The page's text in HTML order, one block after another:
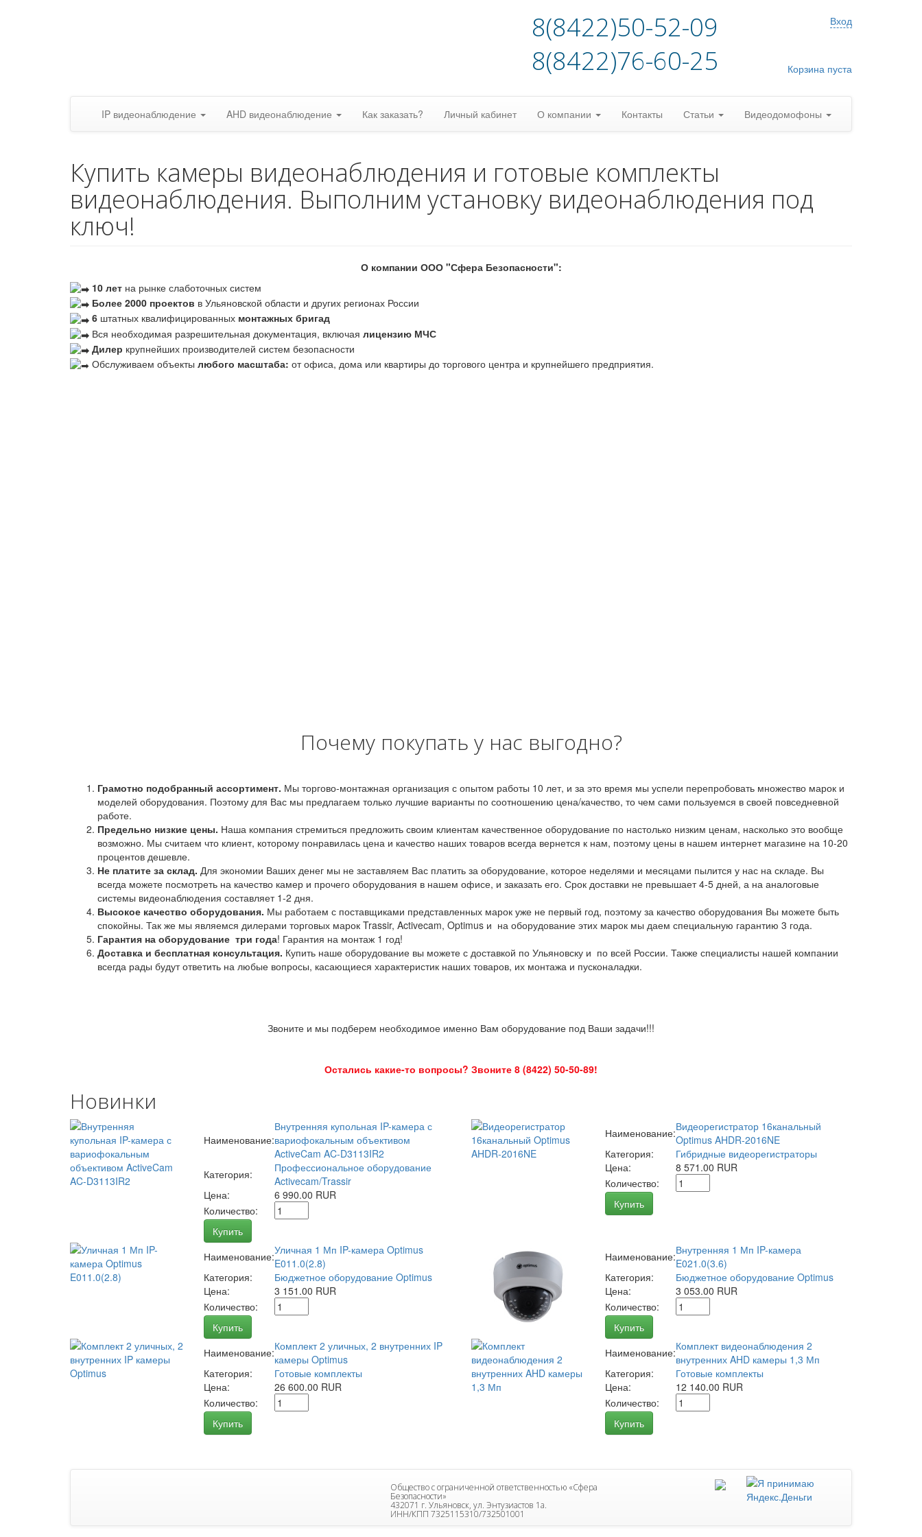
8(8422)50-52-09
8(8422)76-60-25
Вход
Корзина пуста
IP видеонаблюдение AHD видеонаблюдение Как заказать? Личный кабинет О компании Контакты Статьи Видеодомофоны
Купить камеры видеонаблюдения и готовые комплекты
видеонаблюдения. Выполним установку видеонаблюдения под
ключ!
О компании ООО "Сфера Безопасности":
10 лет на рынке слаботочных систем
Более 2000 проектов в Ульяновской области и других регионах России
6 штатных квалифицированных монтажных бригад
Вся необходимая разрешительная документация, включая лицензию МЧС
Дилер крупнейших производителей систем безопасности
Обслуживаем объекты любого масштаба: от офиса, дома или квартиры до торгового центра и крупнейшего предприятия.
Почему покупать у нас выгодно?
Грамотно подобранный ассортимент. Мы торгово-монтажная организация с опытом работы 10 лет, и за это время мы успели перепробовать множество марок и
моделей оборудования. Поэтому для Вас мы предлагаем только лучшие варианты по соотношению цена/качество, то чем сами пользуемся в своей повседневной
работе.
Предельно низкие цены. Наша компания стремиться предложить своим клиентам качественное оборудование по настолько низким ценам, насколько это вообще
возможно. Мы считаем что клиент, которому понравилась цена и качество наших товаров всегда вернется к нам, поэтому цены в нашем интернет магазине на 10-20
процентов дешевле.
Не платите за склад. Для экономии Ваших денег мы не заставляем Вас платить за оборудование, которое неделями и месяцами пылится у нас на складе. Вы
всегда можете посмотреть на качество камер и прочего оборудования в нашем офисе, и заказать его. Срок доставки не превышает 4-5 дней, а на аналоговые
системы видеонаблюдения составляет 1-2 дня.
Высокое качество оборудования. Мы работаем с поставщиками представленных марок уже не первый год, поэтому за качество оборудования Вы можете быть
спокойны. Так же мы являемся дилерами торговых марок Trassir, Activecam, Optimus и на оборудование этих марок мы даем специальную гарантию 3 года.
Гарантия на оборудование три года! Гарантия на монтаж 1 год!
Доставка и бесплатная консультация. Купить наше оборудование вы можете с доставкой по Ульяновску и по всей России. Также специалисты нашей компании
всегда рады будут ответить на любые вопросы, касающиеся характеристик наших товаров, их монтажа и пусконаладки.
Звоните и мы подберем необходимое именно Вам оборудование под Ваши задачи!!!
Остались какие-то вопросы? Звоните 8 (8422) 50-50-89!
Новинки
Наименование:
Внутренняя купольная IP-камера с
вариофокальным объективом
ActiveCam AC-D3113IR2
Категория:
Профессиональное оборудование
Activecam/Trassir
Цена:
6 990.00 RUR
Количество:
Купить
Наименование:Видеорегистратор 16канальный
Optimus AHDR-2016NE
Категория:
Гибридные видеорегистраторы
Цена:
8 571.00 RUR
Количество:
Купить
Наименование:Уличная 1 Мп IP-камера Optimus
E011.0(2.8)
Категория:
Бюджетное оборудование Optimus
Цена:
3 151.00 RUR
Количество:
Купить
Наименование:Внутренняя 1 Мп IP-камера
E021.0(3.6)
Категория:
Бюджетное оборудование Optimus
Цена:
3 053.00 RUR
Количество:
Купить
Наименование:Комплект 2 уличных, 2 внутренних IP
камеры Optimus
Категория:
Готовые комплекты
Цена:
26 600.00 RUR
Количество:
Купить
Наименование:Комплект видеонаблюдения 2
внутренних AHD камеры 1,3 Мп
Категория:
Готовые комплекты
Цена:
12 140.00 RUR
Количество:
Купить
Общество с ограниченной ответственностью «Сфера
Безопасности»
432071 г. Ульяновск, ул. Энтузиастов 1а.
ИНН/КПП 7325115310/732501001